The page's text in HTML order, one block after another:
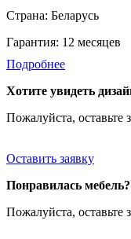
Страна: Беларусь
Гарантия: 12 месяцев
Подробнее
Хотите увидеть
Пожалуйста,
Оставить заявку
Понравилась
Пожалуйста,